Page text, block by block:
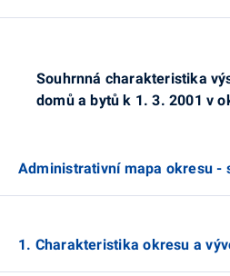
Souhrnná charakteristika
domů a bytů k 1. 3. 2001 v
Administrativní mapa okresu -
1. Charakteristika okresu a